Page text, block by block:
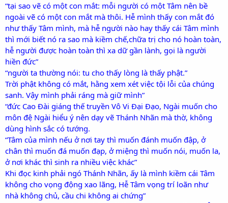
“tại sao vẽ có một con mắt: mỗi người có một Tâm nên bề
ngoài vẽ có một con mắt mà thôi. Hễ mình thấy con mắt đó
như thấy Tâm mình, mà hễ người nào hay thấy cái Tâm mình
thì mới biết nó ra sao mà kiềm chế,chữa trị cho nó hoàn toàn,
hễ người được hoàn toàn thì xa dữ gần lành, gọi là người
hiền đức”
“người ta thường nói: tu cho thấy lòng là thấy phật.”
Trời phật không có mắt, hằng xem xét việc tội lỗi của chúng
sanh. Vậy mình phải ráng mà giữ mình”
“đức Cao Đài giáng thế truyền Vô Vi Đại Đạo, Ngài muốn cho
môn đệ Ngài hiểu ý nên dạy vẽ Thánh Nhãn mà thờ, không
dùng hình sắc có tướng.
“Tâm của mình nếu ở nơi tay thì muốn đánh muốn đập, ở
chân thì muốn đá muốn đạp, ở miệng thì muốn nói, muốn la,
ở nơi khác thì sinh ra nhiều việc khác”
Khi đọc kinh phải ngó Thánh Nhãn, ấy là mình kiềm cái Tâm
không cho vọng động xao lãng, Hễ Tâm vọng trí loãn như
nhà không chủ, cầu chi không ai chứng”